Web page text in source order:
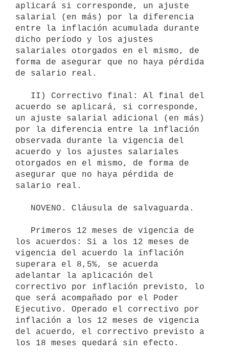
aplicará si corresponde, un ajuste
salarial (en más) por la diferencia
entre la inflación acumulada durante
dicho período y los ajustes
salariales otorgados en el mismo, de
forma de asegurar que no haya pérdida
de salario real.
acuerdo se aplicará, si corresponde,
un ajuste salarial adicional (en más)
por la diferencia entre la inflación
observada durante la vigencia del
acuerdo y los ajustes salariales
otorgados en el mismo, de forma de
asegurar que no haya pérdida de
salario real.
los acuerdos: Si a los 12 meses de
vigencia del acuerdo la inflación
superara el 8,5%, se acuerda
adelantar la aplicación del
correctivo por inflación previsto, lo
que será acompañado por el Poder
Ejecutivo. Operado el correctivo por
inflación a los 12 meses de vigencia
del acuerdo, el correctivo previsto a
los 18 meses quedará sin efecto.